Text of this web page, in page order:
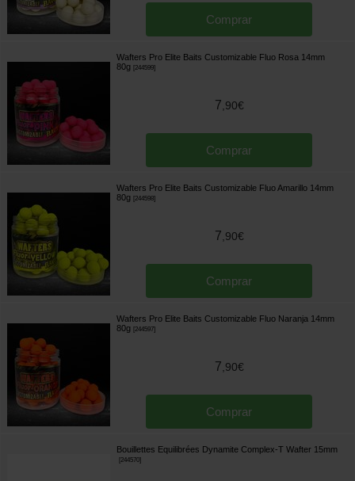
Comprar
Wafters Pro Elite Baits Customizable Fluo Rosa 14mm
80g [244599]
7 90€
Comprar
Wafters Pro Elite Baits Customizable Fluo Amarillo 14mm
80g [244598]
7 90€
Comprar
Wafters Pro Elite Baits Customizable Fluo Naranja 14mm
80g [244597]
7 90€
Comprar
Bouillettes Equilibrées Dynamite Complex-T Wafter 15mm
[244570]